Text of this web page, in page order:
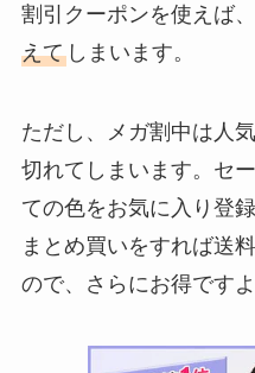
割引クーポンを使えば、
えてしまいます。
ただし、メガ割中は人
切れてしまいます。セ
ての色をお気に入り登
まとめ買いをすれば送
ので、さらにお得ですよ